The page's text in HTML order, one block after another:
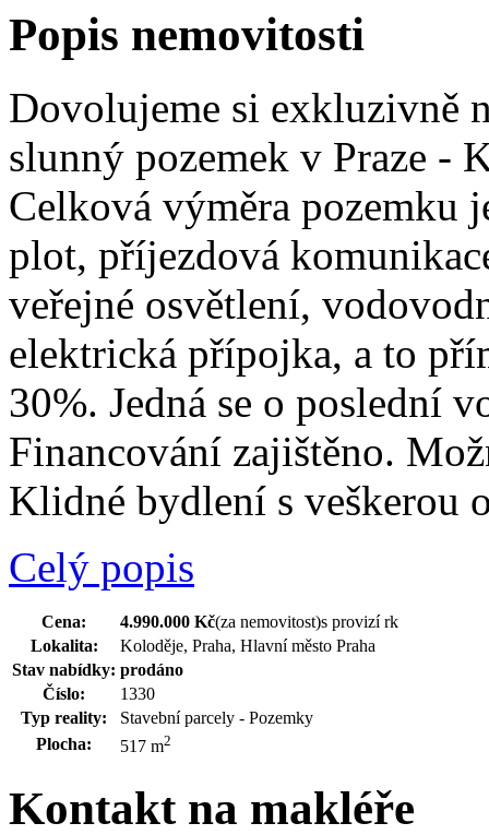
Popis nemovitosti
Dovolujeme si exkluzivně
slunný pozemek v Praze -
Celková výměra pozemku
plot, příjezdová
veřejné osvětlení,
elektrická přípojka, a to
30%. Jedná se o poslední
Financování zajištěno.
Klidné bydlení s veškerou
Celý popis
Cena: 4.990.000 Kč(za nemovitost)s provizí rk
Lokalita:
Koloděje, Praha, Hlavní město Praha
Stav nabídky: prodáno
Číslo:
1330
Typ reality:
Stavební parcely - Pozemky
Plocha:
517 m2
Kontakt na makléře